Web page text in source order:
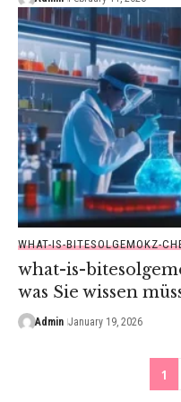
WHAT-IS-BITESOLGEMOKZ-
what-is-
was Sie wissen
Admin January 19, 2026
1